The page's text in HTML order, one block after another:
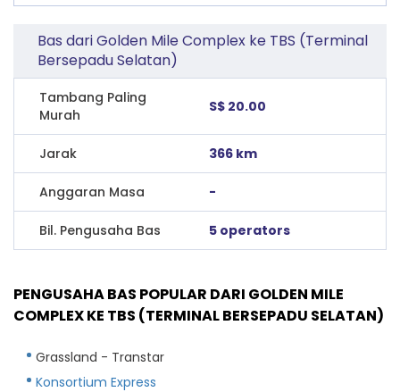
Bas dari Golden Mile Complex ke TBS (Terminal
Bersepadu Selatan)
Tambang Paling
Murah
S$ 20.00
Jarak 366 km
Anggaran Masa -
Bil. Pengusaha Bas 5 operators
PENGUSAHA BAS POPULAR DARI GOLDEN MILE
COMPLEX KE TBS (TERMINAL BERSEPADU SELATAN)
Grassland - Transtar
Konsortium Express